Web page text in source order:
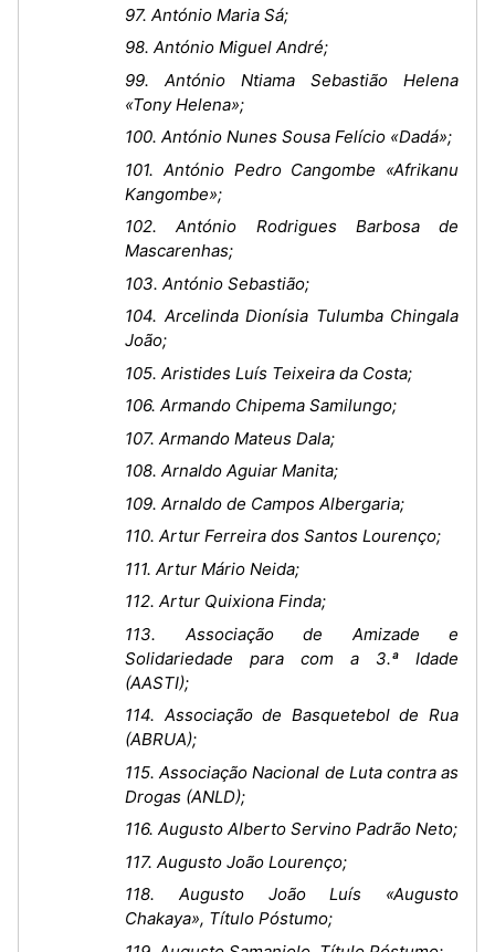
97. António Maria Sá;
98. António Miguel André;
99. António Ntiama Sebastião Helena
«Tony Helena»;
100. António Nunes Sousa Felício «Dadá»;
101. António Pedro Cangombe «Afrikanu
Kangombe»;
102. António Rodrigues Barbosa de
Mascarenhas;
103. António Sebastião;
104. Arcelinda Dionísia Tulumba Chingala
João;
105. Aristides Luís Teixeira da Costa;
106. Armando Chipema Samilungo;
107. Armando Mateus Dala;
108. Arnaldo Aguiar Manita;
109. Arnaldo de Campos Albergaria;
110. Artur Ferreira dos Santos Lourenço;
111. Artur Mário Neida;
112. Artur Quixiona Finda;
113. Associação de Amizade e
Solidariedade para com a 3.ª Idade
(AASTI);
114. Associação de Basquetebol de Rua
(ABRUA);
115. Associação Nacional de Luta contra as
Drogas (ANLD);
116. Augusto Alberto Servino Padrão Neto;
117. Augusto João Lourenço;
118. Augusto João Luís «Augusto
Chakaya», Título Póstumo;